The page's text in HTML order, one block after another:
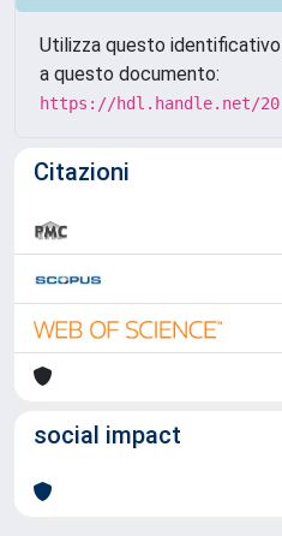
Utilizza questo
a questo documento:
https://hdl.handle.net/
Citazioni
social impact